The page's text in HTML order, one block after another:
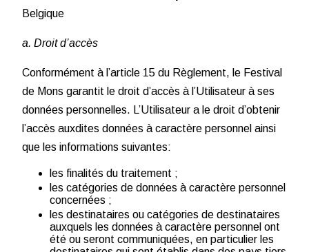
Belgique
a. Droit d’accès
Conformément à l’article 15 du Règlement, le Festival
de Mons garantit le droit d’accès à l’Utilisateur à ses
données personnelles. L’Utilisateur a le droit d’obtenir
l’accès auxdites données à caractère personnel ainsi
que les informations suivantes:
les finalités du traitement ;
les catégories de données à caractère personnel
concernées ;
les destinataires ou catégories de destinataires
auxquels les données à caractère personnel ont
été ou seront communiquées, en particulier les